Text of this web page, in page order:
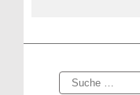
Suche